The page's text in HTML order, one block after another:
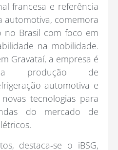
francesa e referência
automotiva, comemora
no Brasil com foco em
na mobilidade.
Gravataí, a empresa é
produção de
automotiva e
tecnologias para
do mercado de
destaca-se o iBSG,